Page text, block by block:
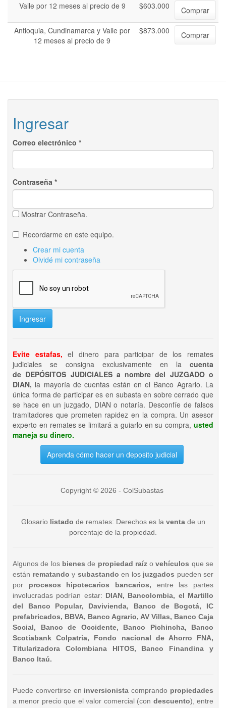
Valle por 12 meses al precio de 9 $603.000
Comprar
Antioquia, Cundinamarca y Valle por
12 meses al precio de 9
$873.000 Comprar
Ingresar
Correo electrónico *
Contraseña *
Mostrar Contraseña.
Recordarme en este equipo.
Crear mi cuenta
Olvidé mi contraseña
Ingresar
Evite estafas, el dinero para participar de los remates
judiciales se consigna exclusivamente en la cuenta
de DEPÓSITOS JUDICIALES a nombre del JUZGADO o
DIAN, la mayoría de cuentas están en el Banco Agrario. La
única forma de participar es en subasta en sobre cerrado que
se hace en un juzgado, DIAN o notaría. Desconfíe de falsos
tramitadores que prometen rapidez en la compra. Un asesor
experto en remates se limitará a guiarlo en su compra, usted
maneja su dinero.
Aprenda cómo hacer un deposito judicial
Copyright © 2026 - ColSubastas
Glosario listado de remates: Derechos es la ventade un
porcentaje de la propiedad.
Algunos de los bienesde propiedad raízo vehículos que se
están rematando y subastando en los juzgados pueden ser
por procesos hipotecarios bancarios, entre las partes
involucradas podrían estar: DIAN, Bancolombia, el Martillo
del Banco Popular, Davivienda, Banco de Bogotá, IC
prefabricados, BBVA, Banco Agrario, AV Villas, Banco Caja
Social, Banco de Occidente, Banco Pichincha, Banco
Scotiabank Colpatria, Fondo nacional de Ahorro FNA,
Titularizadora Colombiana HITOS, Banco Finandina y
Banco Itaú.
Puede convertirse en inversionista comprando propiedades
a menor precio que el valor comercial (con descuento), entre